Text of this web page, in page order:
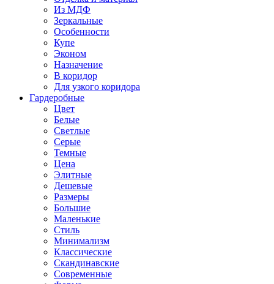
Из МДФ
Зеркальные
Особенности
Купе
Эконом
Назначение
В коридор
Для узкого коридора
Гардеробные
Цвет
Белые
Светлые
Серые
Темные
Цена
Элитные
Дешевые
Размеры
Большие
Маленькие
Стиль
Минимализм
Классические
Скандинавские
Современные